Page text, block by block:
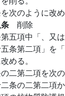
次のように改め
条 削除
五項中「、又
条第二項」を
める。
二第二項を次の
条の二第二項